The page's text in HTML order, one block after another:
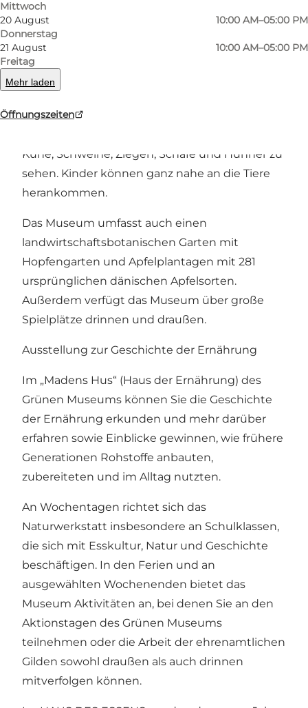
Mittwoch
20 August
Donnerstag
10:00 AM–05:00 PM
21 August
Freitag
10:00 AM–05:00 PM
Mehr laden
Öffnungszeiten
Auf den Feldern rund um das Museum sind
Kühe, Schweine, Ziegen, Schafe und Hühner zu
sehen. Kinder können ganz nahe an die Tiere
herankommen.
Das Museum umfasst auch einen
landwirtschaftsbotanischen Garten mit
Hopfengarten und Apfelplantagen mit 281
ursprünglichen dänischen Apfelsorten.
Außerdem verfügt das Museum über große
Spielplätze drinnen und draußen.
Ausstellung zur Geschichte der Ernährung
Im „Madens Hus“ (Haus der Ernährung) des
Grünen Museums können Sie die Geschichte
der Ernährung erkunden und mehr darüber
erfahren sowie Einblicke gewinnen, wie frühere
Generationen Rohstoffe anbauten,
zubereiteten und im Alltag nutzten.
An Wochentagen richtet sich das
Naturwerkstatt insbesondere an Schulklassen,
die sich mit Esskultur, Natur und Geschichte
beschäftigen. In den Ferien und an
ausgewählten Wochenenden bietet das
Museum Aktivitäten an, bei denen Sie an den
Aktionstagen des Grünen Museums
teilnehmen oder die Arbeit der ehrenamtlichen
Gilden sowohl draußen als auch drinnen
mitverfolgen können.